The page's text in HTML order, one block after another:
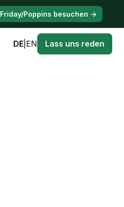
Friday/Poppins besuchen →
DE EN Lass uns reden